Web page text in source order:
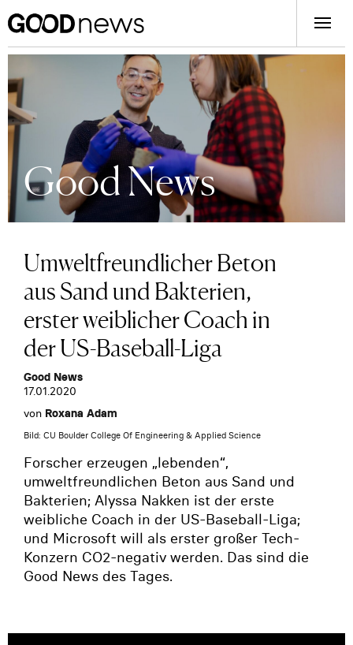
Good News
Umweltfreundlicher Beton
aus Sand und Bakterien,
erster weiblicher Coach in
der US-Baseball-Liga
Good News
17.01.2020
von Roxana Adam
Bild: CU Boulder College Of Engineering & Applied Science
Forscher erzeugen „lebenden“,
umweltfreundlichen Beton aus Sand und
Bakterien; Alyssa Nakken ist der erste
weibliche Coach in der US-Baseball-Liga;
und Microsoft will als erster großer Tech-
Konzern CO2-negativ werden. Das sind die
Good News des Tages.